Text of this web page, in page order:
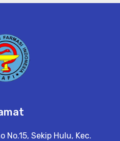
No.15, Sekip Hulu, Kec.